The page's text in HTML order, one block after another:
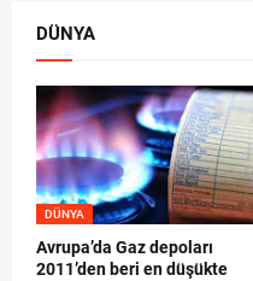
DÜNYA
DÜNYA
Avrupa’da Gaz depoları
2011’den beri en düşükte